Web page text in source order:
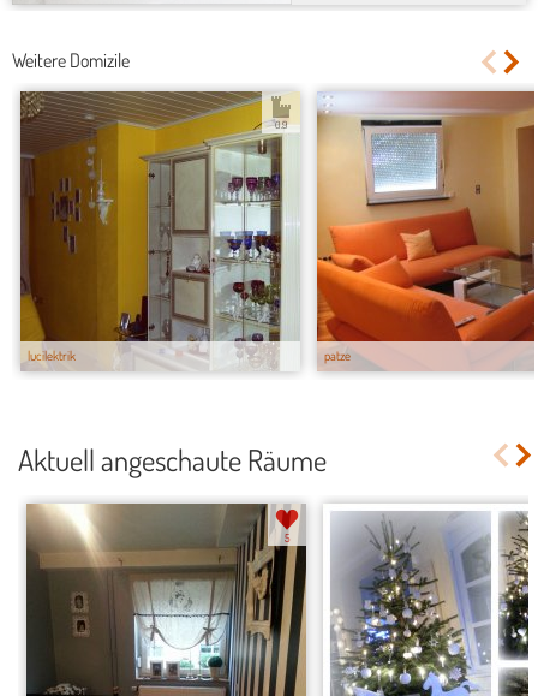
Weitere Domizile
lucilektrik
0.9
patze
Aktuell angeschaute Räume
5